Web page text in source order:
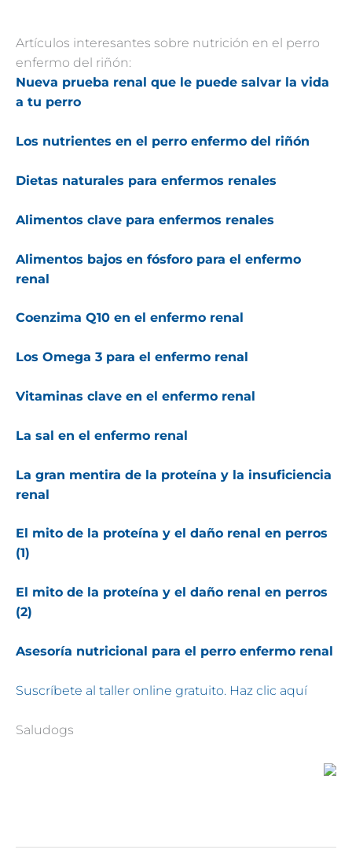
Artículos interesantes sobre nutrición en el perro
enfermo del riñón:
Nueva prueba renal que le puede salvar la vida
a tu perro
Los nutrientes en el perro enfermo del riñón
Dietas naturales para enfermos renales
Alimentos clave para enfermos renales
Alimentos bajos en fósforo para el enfermo
renal
Coenzima Q10 en el enfermo renal
Los Omega 3 para el enfermo renal
Vitaminas clave en el enfermo renal
La sal en el enfermo renal
La gran mentira de la proteína y la insuficiencia
renal
El mito de la proteína y el daño renal en perros
(1)
El mito de la proteína y el daño renal en perros
(2)
Asesoría nutricional para el perro enfermo renal
Suscríbete al taller online gratuito. Haz clic aquí
Saludogs